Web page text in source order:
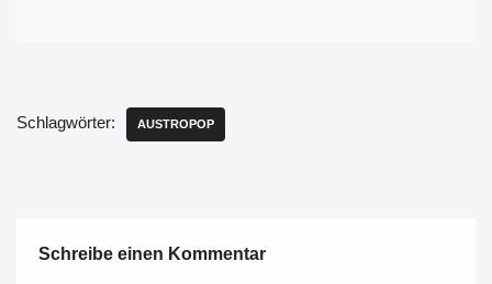
Schlagwörter: AUSTROPOP
Schreibe einen Kommentar